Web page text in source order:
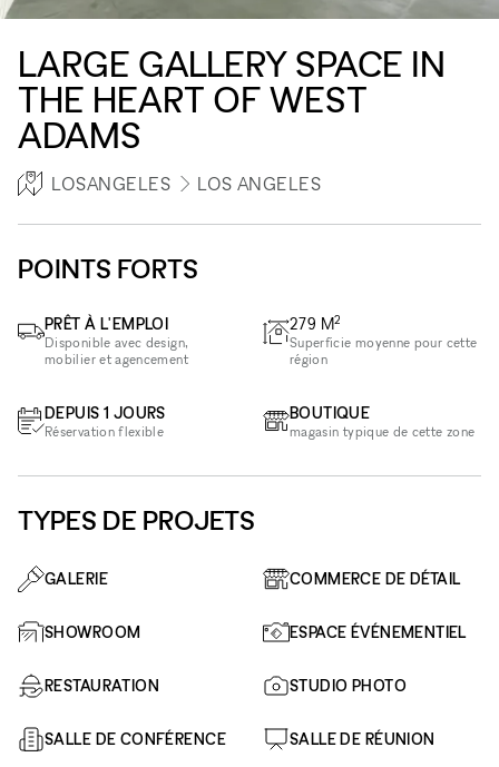
LARGE GALLERY SPACE IN
THE HEART OF WEST
ADAMS
LOSANGELES LOS ANGELES
POINTS FORTS
PRÊT À L'EMPLOI
Disponible avec design,
mobilier et agencement
DEPUIS 1 JOURS
Réservation flexible
279 M2
Superficie moyenne pour cette
région
BOUTIQUE
magasin typique de cette zone
TYPES DE PROJETS
GALERIE COMMERCE DE DÉTAIL
SHOWROOM ESPACE ÉVÉNEMENTIEL
RESTAURATION STUDIO PHOTO
SALLE DE CONFÉRENCE SALLE DE RÉUNION